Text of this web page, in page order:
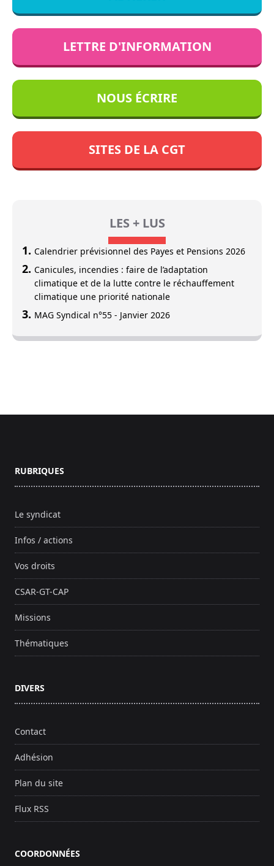
LETTRE D'INFORMATION
NOUS ÉCRIRE
SITES DE LA CGT
LES + LUS
Calendrier prévisionnel des Payes et Pensions 2026
Canicules, incendies : faire de l’adaptation
climatique et de la lutte contre le réchauffement
climatique une priorité nationale
MAG Syndical n°55 - Janvier 2026
RUBRIQUES
Le syndicat
Infos / actions
Vos droits
CSAR-GT-CAP
Missions
Thématiques
DIVERS
Contact
Adhésion
Plan du site
Flux RSS
COORDONNÉES